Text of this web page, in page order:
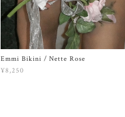
Emmi Bikini / Nette Rose
¥8,250